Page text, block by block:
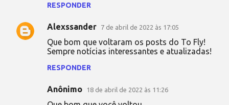
t
RESPONDER
Alexssander 7 de abril de 2022 às 17:05
Que bom que voltaram os posts do To Fly!
Sempre notícias interessantes e atualizadas!
RESPONDER
Anônimo 18 de abril de 2022 às 11:26